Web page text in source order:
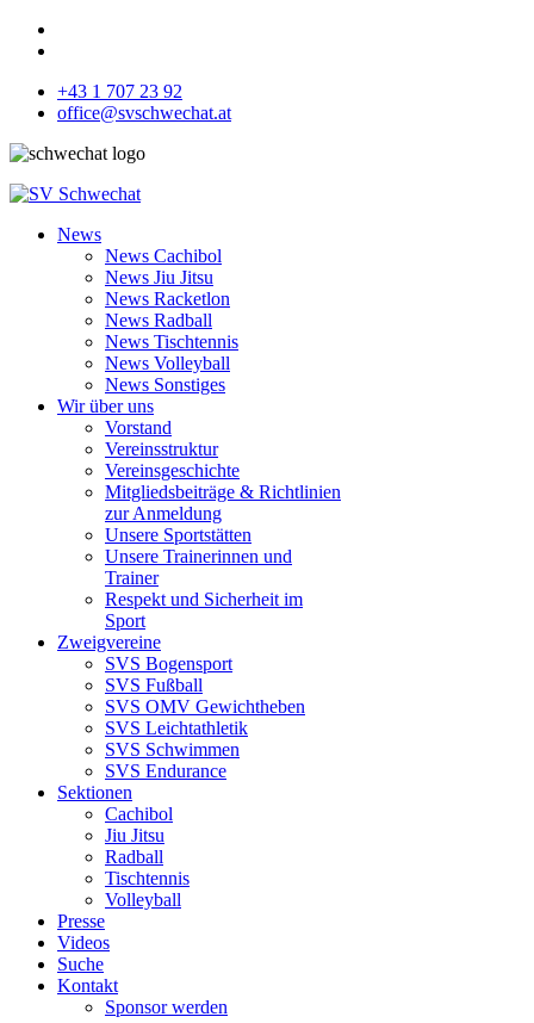
+43 1 707 23 92
office@svschwechat.at
News
News Cachibol
News Jiu Jitsu
News Racketlon
News Radball
News Tischtennis
News Volleyball
News Sonstiges
Wir über uns
Vorstand
Vereinsstruktur
Vereinsgeschichte
Mitgliedsbeiträge & Richtlinien
zur Anmeldung
Unsere Sportstätten
Unsere Trainerinnen und
Trainer
Respekt und Sicherheit im
Sport
Zweigvereine
SVS Bogensport
SVS Fußball
SVS OMV Gewichtheben
SVS Leichtathletik
SVS Schwimmen
SVS Endurance
Sektionen
Cachibol
Jiu Jitsu
Radball
Tischtennis
Volleyball
Presse
Videos
Suche
Kontakt
Sponsor werden